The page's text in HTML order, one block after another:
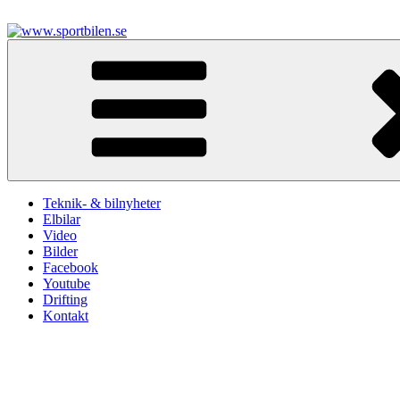
till
innehåll
www.sportbilen.se
Teknik- & bilnyheter
Elbilar
Video
Bilder
Facebook
Youtube
Drifting
Kontakt